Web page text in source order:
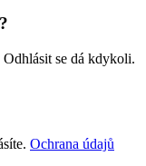
se dá kdykoli.
Ochrana údajů